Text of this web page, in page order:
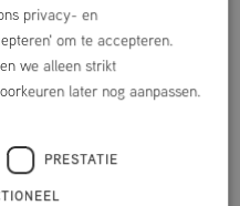
privacy- en
om te accepteren.
we alleen strikt
later nog aanpassen.
PRESTATIE